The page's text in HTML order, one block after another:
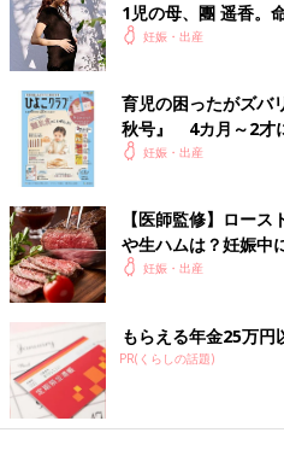
n*****さん
妊娠初期
ど、よっぽどの腹痛がない・出
夫やと思いますって😢妊娠初期っ
エ*****さん
月曜日茶おりが出て切迫流産と
赤色の出血（少量）火曜日鮮血
の出血（少量）…で 今日あたり
れたら.....
1児の母、團 遥香。
かの救急搬送に【イ
妊娠・出産
育児の困ったがズバ
秋号』 4カ月～2才
いっぱい！
妊娠・出産
【医師監修】ロー
や生ハムは？妊娠中
妊娠・出産
もらえる年金25万円
PR(くらしの話題)